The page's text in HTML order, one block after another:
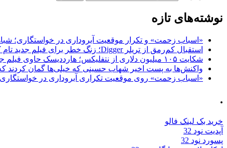
نوشته‌های تازه
«اسباب زحمت» و تکرار موقعیت آبروداری در خواستگاری؛ شباهت به «پایتخت7» و
استقبال کم‌رمق از تریلر Digger؛ زنگ خطر برای فیلم جدید تام کروز و برادران وارنر
شکایت ۱۰۵ میلیون دلاری از نتفلیکس؛ هارددیسک حاوی فیلم جدید نیکلاس کیج به سرقت رفت
واکنش‌ها به پست اخیر شهاب حسینی که خیلی‌ها گمان کردند
«اسباب زحمت» روی موقعیت تکراری آبروداری در خواستگاری دست
.
خرید بک لینک فالو
آپدیت نود 32
پسورد نود 32